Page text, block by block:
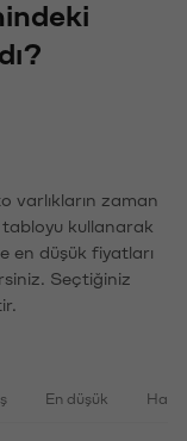
varlıkların zaman
tabloyu kullanarak
en düşük fiyatları
Seçtiğiniz
En düşük